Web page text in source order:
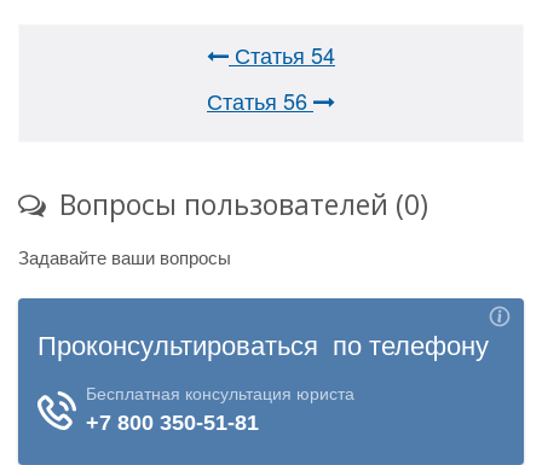
Статья 54
Статья 56
Вопросы пользователей (0)
Задавайте ваши вопросы